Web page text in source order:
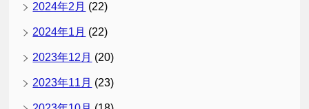
2024年2月 (22)
2024年1月 (22)
2023年12月 (20)
2023年11月 (23)